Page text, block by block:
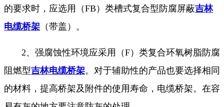
的要求时，应选用（FB）类槽式复合型防腐屏蔽吉林
电缆桥架 （带盖）。
2、强腐蚀性环境应采用（F）类复合环氧树脂防腐
阻燃型吉林电缆桥架。对于辅助性的产品也要选择相同
的材料，提高桥架及附件的使用寿命，电缆桥架。在容